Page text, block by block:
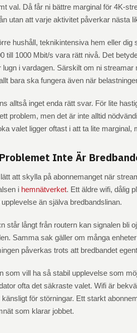
val. Då får ni bättre marginal för 4K-
utan att varje aktivitet påverkar nästa
hushåll, teknikintensiva hem eller
till 1000 Mbit/s vara rätt nivå. Det
lugn i vardagen. Särskilt om ni
bara ska fungera även när
alltså inget enda rätt svar. För lite
problem, men det är inte alltid
valet ligger oftast i att ta lite marginal,
Inte Är
att skylla på abonnemanget när
i hemnätverket. Ett äldre wifi, dålig
än själva bredbandslinan.
står långt från routern kan signalen bli
Samma sak gäller om många
påverkas trots att bredbandet
som vill ha så stabil upplevelse som
ofta det säkraste valet. Wifi är
för störningar. Ett starkt
som klarar jobbet.